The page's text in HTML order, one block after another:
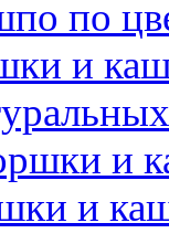
по
и
и
и